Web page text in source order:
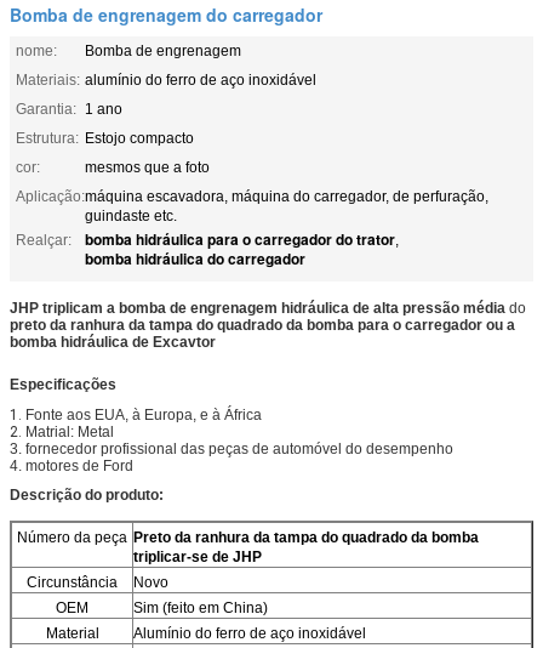
Bomba de engrenagem do carregador
nome:
Bomba de engrenagem
Materiais: alumínio do ferro de aço inoxidável
Garantia: 1 ano
Estrutura: Estojo compacto
cor:
mesmos que a foto
Aplicação:máquina escavadora, máquina do carregador, de perfuração,
guindaste etc.
Realçar:
bomba hidráulica para o carregador do trator,
bomba hidráulica do carregador
JHP triplicam a bomba de engrenagem hidráulica de alta pressão média do
preto da ranhura da tampa do quadrado da bomba para o carregador ou a
bomba hidráulica de Excavtor
Especificações
1. Fonte aos EUA, à Europa, e à África
2. Matrial: Metal
3. fornecedor profissional das peças de automóvel do desempenho
4. motores de Ford
Descrição do produto:
Número da peça Preto da ranhura da tampa do quadrado da bomba
triplicar-se de JHP
Circunstância
Novo
OEM
Sim (feito em China)
Material
Alumínio do ferro de aço inoxidável